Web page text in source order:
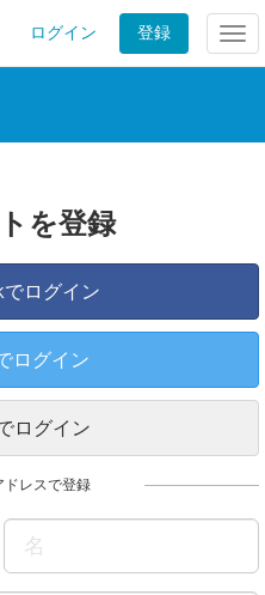
ログイン 登録
を登録
ログイン
グイン
ログイン
ドレスで登録